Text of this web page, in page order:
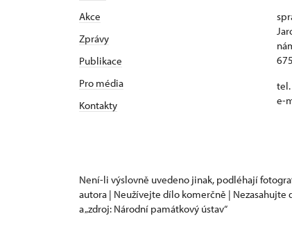
Akce
Zprávy
Publikace
Pro média
Kontakty
e-
Není-li výslovně uvedeno jinak, podléhají
autora | Neužívejte dílo komerčně | Nezasahujte
a „zdroj: Národní památkový ústav“